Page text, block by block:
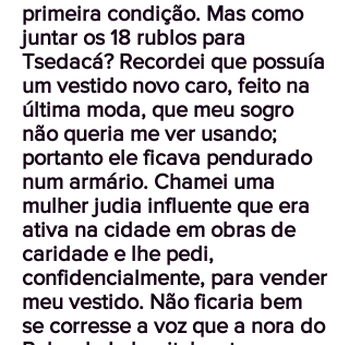
primeira condição. Mas como
juntar os 18 rublos para
Tsedacá? Recordei que possuía
um vestido novo caro, feito na
última moda, que meu sogro
não queria me ver usando;
portanto ele ficava pendurado
num armário. Chamei uma
mulher judia influente que era
ativa na cidade em obras de
caridade e lhe pedi,
confidencialmente, para vender
meu vestido. Não ficaria bem
se corresse a voz que a nora do